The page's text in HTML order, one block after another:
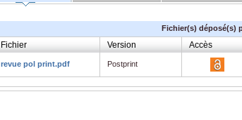
Fichier(s) déposé(s)
Fichier Version Accès
revue pol print.pdf Postprint